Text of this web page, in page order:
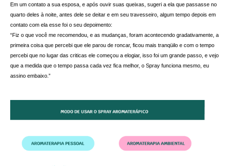
Em um contato a sua esposa, e após ouvir suas queixas, sugeri a ela que passasse no
quarto deles à noite, antes dele se deitar e em seu travesseiro, algum tempo depois em
contato com ela esse foi o seu depoimento:
“Fiz o que você me recomendou, e as mudanças, foram acontecendo gradativamente, a
primeira coisa que percebi que ele parou de roncar, ficou mais tranqüilo e com o tempo
percebi que no lugar das criticas ele começou a elogiar, isso foi um grande passo, e vejo
que a medida que o tempo passa cada vez fica melhor, o Spray funciona mesmo, eu
assino embaixo.”